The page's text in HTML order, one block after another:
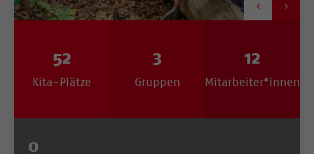
 
52
Kita-Plätze
3
Gruppen
12
Mitarbeiter*innen
0